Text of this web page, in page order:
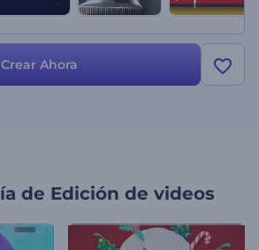
Crear Ahora
de Edición de videos